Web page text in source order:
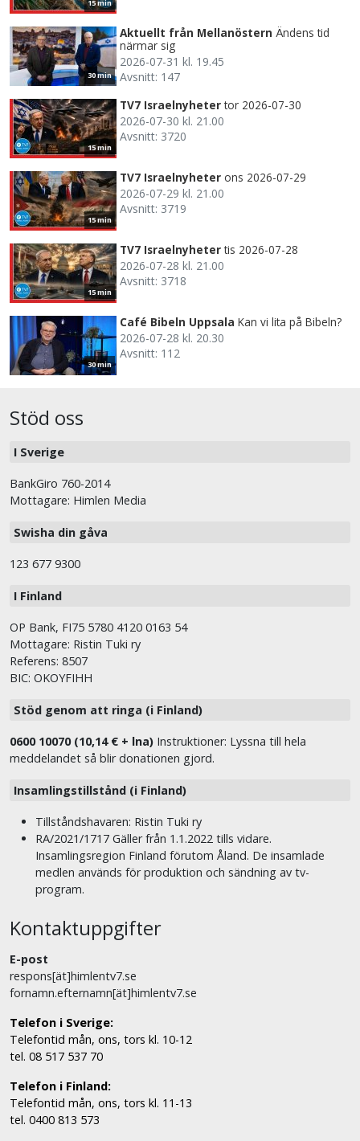
15 min
30 min
Aktuellt från Mellanöstern Ändens tid
närmar sig
2026-07-31 kl. 19.45
Avsnitt: 147
15 min
TV7 Israelnyheter tor 2026-07-30
2026-07-30 kl. 21.00
Avsnitt: 3720
15 min
TV7 Israelnyheter ons 2026-07-29
2026-07-29 kl. 21.00
Avsnitt: 3719
15 min
TV7 Israelnyheter tis 2026-07-28
2026-07-28 kl. 21.00
Avsnitt: 3718
30 min
Café Bibeln Uppsala Kan vi lita på Bibeln?
2026-07-28 kl. 20.30
Avsnitt: 112
Stöd oss
I Sverige
BankGiro 760-2014
Mottagare: Himlen Media
Swisha din gåva
123 677 9300
I Finland
OP Bank, FI75 5780 4120 0163 54
Mottagare: Ristin Tuki ry
Referens: 8507
BIC: OKOYFIHH
Stöd genom att ringa (i Finland)
0600 10070 (10,14 € + lna) Instruktioner: Lyssna till hela
meddelandet så blir donationen gjord.
Insamlingstillstånd (i Finland)
Tillståndshavaren: Ristin Tuki ry
RA/2021/1717 Gäller från 1.1.2022 tills vidare.
Insamlingsregion Finland förutom Åland. De insamlade
medlen används för produktion och sändning av tv-
program.
Kontaktuppgifter
E-post
respons[ät]himlentv7.se
fornamn.efternamn[ät]himlentv7.se
Telefon i Sverige:
Telefontid mån, ons, tors kl. 10-12
tel. 08 517 537 70
Telefon i Finland:
Telefontid mån, ons, tors kl. 11-13
tel. 0400 813 573